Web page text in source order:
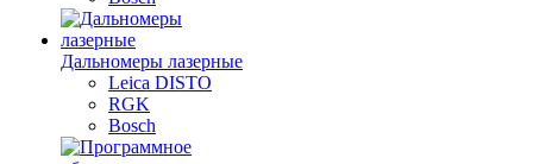
Дальномеры лазерные
Leica DISTO
RGK
Bosch